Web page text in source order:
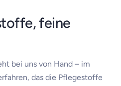
feine
bei uns von Hand – im
das die Pflegestoffe